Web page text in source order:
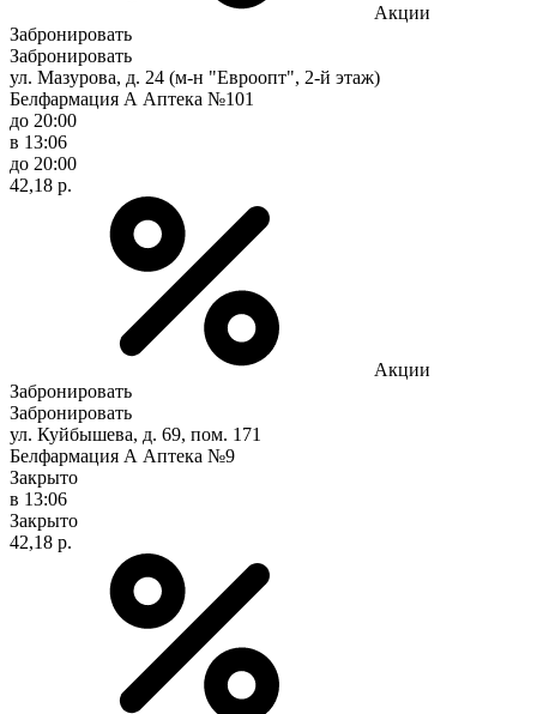
Акции
Забронировать
Забронировать
ул. Мазурова, д. 24 (м-н "Евроопт", 2-й этаж)
Белфармация А Аптека №101
до 20:00
в 13:06
до 20:00
42,18 р.
Акции
Забронировать
Забронировать
ул. Куйбышева, д. 69, пом. 171
Белфармация А Аптека №9
Закрыто
в 13:06
Закрыто
42,18 р.